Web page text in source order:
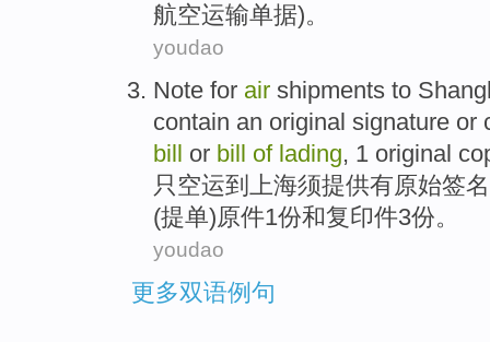
航空运输单据)。
youdao
Note for air shipments to
contain an original signature or
bill or bill of lading, 1 original
只 空运到 上海须提供有原始签名
(提单)原件1份和复印件3份。
youdao
更多双语例句